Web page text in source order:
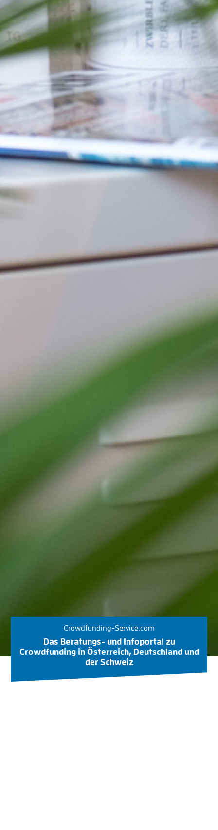
Crowdfunding-Service.com
Das Beratungs- und Infoportal zu
Crowdfunding in Österreich, Deutschland und
der Schweiz